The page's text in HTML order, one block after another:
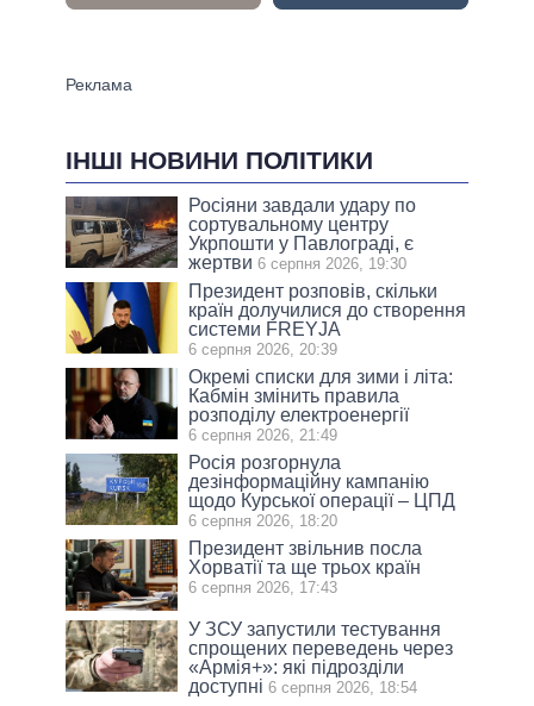
ІНШІ НОВИНИ ПОЛІТИКИ
Росіяни завдали удару по
сортувальному центру
Укрпошти у Павлограді, є
жертви 6 серпня 2026, 19:30
Президент розповів, скільки
країн долучилися до створення
системи FREYJA
6 серпня 2026, 20:39
Окремі списки для зими і літа:
Кабмін змінить правила
розподілу електроенергії
6 серпня 2026, 21:49
Росія розгорнула
дезінформаційну кампанію
щодо Курської операції – ЦПД
6 серпня 2026, 18:20
Президент звільнив посла
Хорватії та ще трьох країн
6 серпня 2026, 17:43
У ЗСУ запустили тестування
спрощених переведень через
«Армія+»: які підрозділи
доступні 6 серпня 2026, 18:54